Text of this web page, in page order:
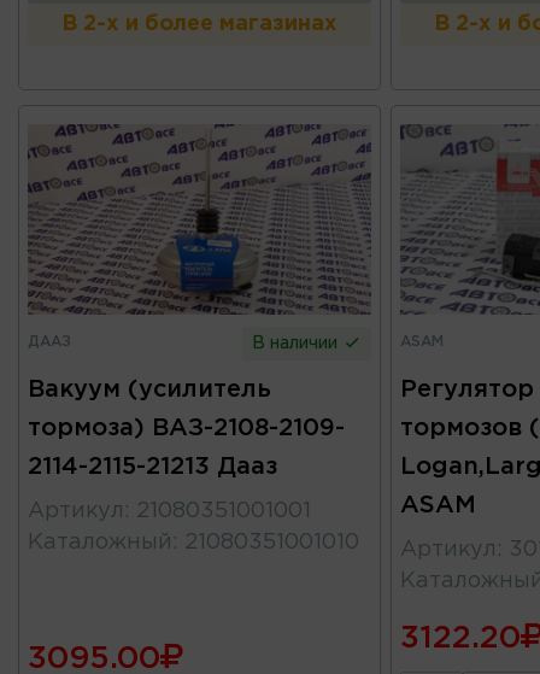
В 2-х и более магазинах В 2-х и
ДААЗ В наличии
Вакуум (усилитель
тормоза) ВАЗ-2108-2109-
2114-2115-21213 Дааз
Артикул : 21080351001001
Каталожный : 21080351001010
3095.00
ASAM
тормозов
ASAM
Артикул :
3122.20